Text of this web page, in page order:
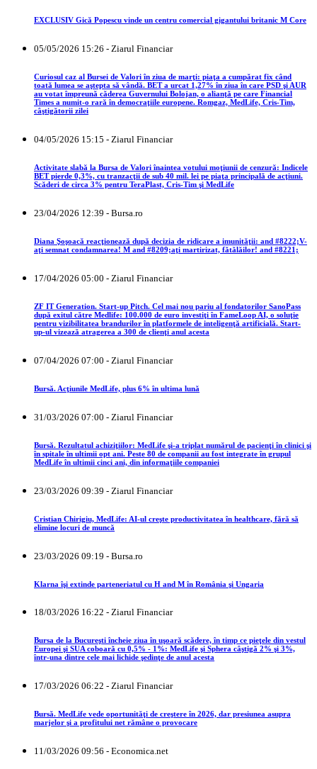
EXCLUSIV Gică Popescu vinde un centru comercial gigantului britanic M Core
05/05/2026 15:26 - Ziarul Financiar
Curiosul caz al Bursei de Valori în ziua de marţi: piaţa a cumpărat fix când
toată lumea se aştepta să vândă. BET a urcat 1,27% în ziua în care PSD şi AUR
au votat împreună căderea Guvernului Bolojan, o alianţă pe care Financial
Times a numit-o rară în democraţiile europene. Romgaz, MedLife, Cris-Tim,
câştigătorii zilei
04/05/2026 15:15 - Ziarul Financiar
Activitate slabă la Bursa de Valori înaintea votului moţiunii de cenzură: Indicele
BET pierde 0,3%, cu tranzacţii de sub 40 mil. lei pe piaţa principală de acţiuni.
Scăderi de circa 3% pentru TeraPlast, Cris-Tim şi MedLife
23/04/2026 12:39 - Bursa.ro
Diana Şoşoacă reacţionează după decizia de ridicare a imunităţii: and #8222;V-
aţi semnat condamnarea! M and #8209;aţi martirizat, fătălăilor! and #8221;
17/04/2026 05:00 - Ziarul Financiar
ZF IT Generation. Start-up Pitch. Cel mai nou pariu al fondatorilor SanoPass
după exitul către Medlife: 100.000 de euro investiţi în FameLoop AI, o soluţie
pentru vizibilitatea brandurilor în platformele de inteligenţă artificială. Start-
up-ul vizează atragerea a 300 de clienţi anul acesta
07/04/2026 07:00 - Ziarul Financiar
Bursă. Acţiunile MedLife, plus 6% în ultima lună
31/03/2026 07:00 - Ziarul Financiar
Bursă. Rezultatul achiziţiilor: MedLife şi-a triplat numărul de pacienţi în clinici şi
în spitale în ultimii opt ani. Peste 80 de companii au fost integrate în grupul
MedLife în ultimii cinci ani, din informaţiile companiei
23/03/2026 09:39 - Ziarul Financiar
Cristian Chirigiu, MedLife: AI-ul creşte productivitatea în healthcare, fără să
elimine locuri de muncă
23/03/2026 09:19 - Bursa.ro
Klarna îşi extinde parteneriatul cu H and M în România şi Ungaria
18/03/2026 16:22 - Ziarul Financiar
Bursa de la Bucureşti încheie ziua în uşoară scădere, în timp ce pieţele din vestul
Europei şi SUA coboară cu 0,5% - 1%: MedLife şi Sphera câştigă 2% şi 3%,
într-una dintre cele mai lichide şedinţe de anul acesta
17/03/2026 06:22 - Ziarul Financiar
Bursă. MedLife vede oportunităţi de creştere în 2026, dar presiunea asupra
marjelor şi a profitului net rămâne o provocare
11/03/2026 09:56 - Economica.net